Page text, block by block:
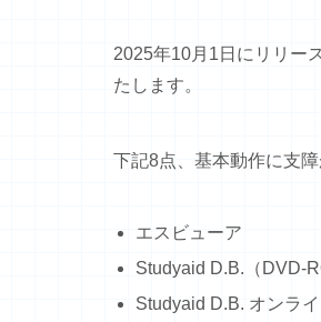
2025年10月1日にリリー
たします。
下記8点、基本動作に支
エスビューア
Studyaid D.B.（DVD-
Studyaid D.B. オンラ